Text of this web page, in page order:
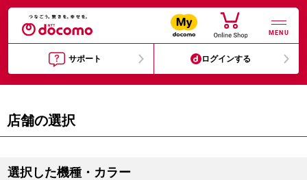
MENU
サポート ログインする
店舗の選択
選択した機種・カラー